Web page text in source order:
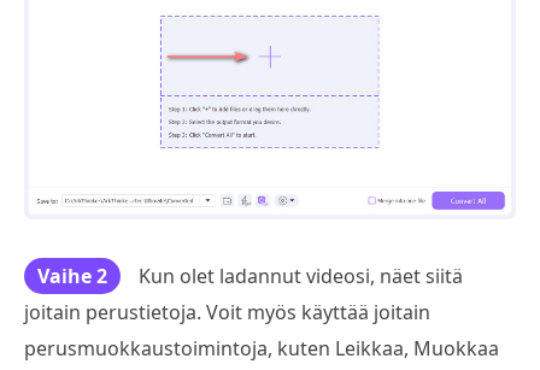
Vaihe 2
Kun olet ladannut videosi, näet siitä
joitain perustietoja. Voit myös käyttää joitain
perusmuokkaustoimintoja, kuten Leikkaa, Muokkaa